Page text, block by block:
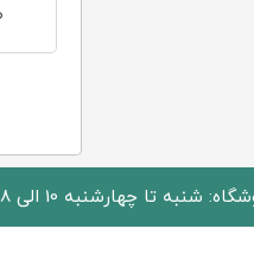
چهارشنبه 10 الی 18 پنجشنبه 10 الی 15